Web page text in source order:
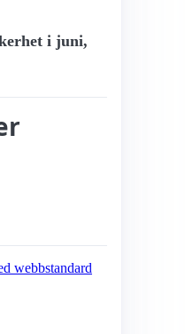
i juni,
webbstandard